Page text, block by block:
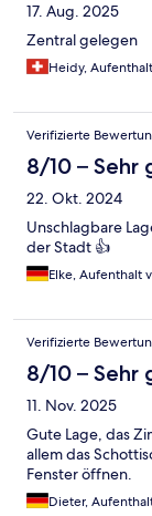
17. Aug. 2025
Zentral gelegen
Heidy,
Verifizierte
8/10 – Sehr
22. Okt. 2024
Unschlagbare
der Stadt 👍
Elke, Aufenthalt
Verifizierte
8/10 – Sehr
11. Nov. 2025
Gute Lage, das
allem das
Fenster öffnen.
Dieter,